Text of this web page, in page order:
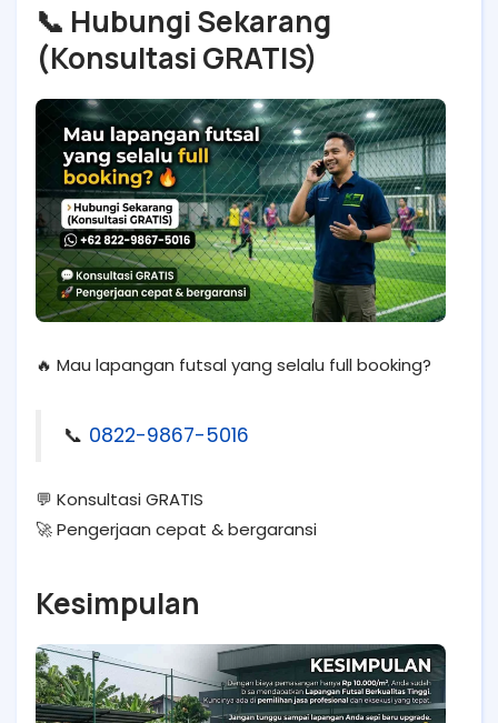
📞 Hubungi Sekarang
(Konsultasi GRATIS)
🔥 Mau lapangan futsal yang selalu full booking?
📞 0822-9867-5016
💬 Konsultasi GRATIS
🚀 Pengerjaan cepat & bergaransi
Kesimpulan